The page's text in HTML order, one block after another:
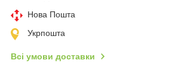
Нова Пошта
Укрпошта
Всі умови доставки